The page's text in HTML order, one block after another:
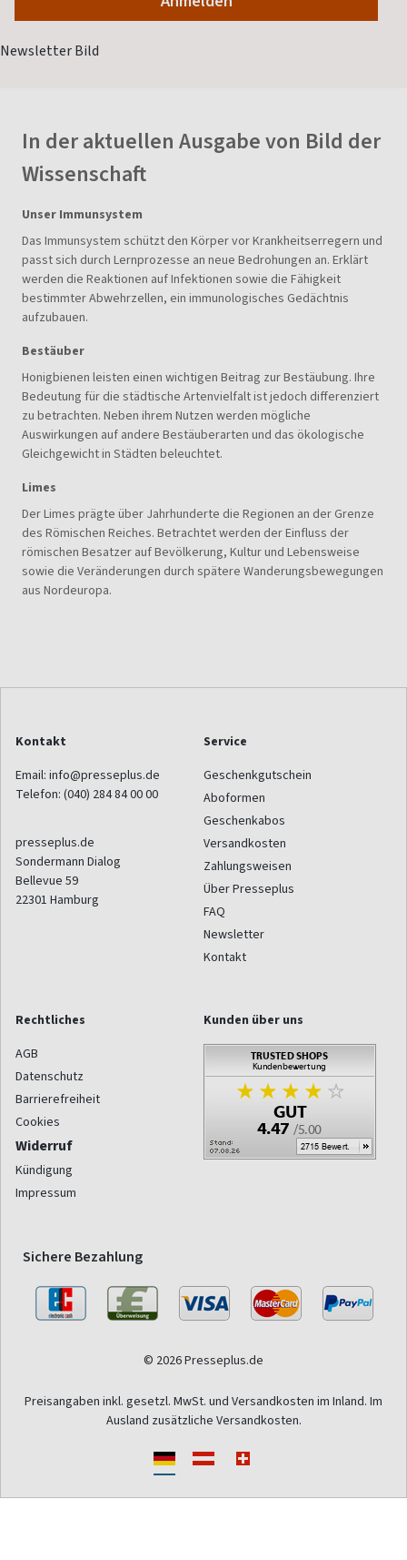
In der aktuellen Ausgabe von Bild der
Wissenschaft
Unser Immunsystem
Das Immunsystem schützt den Körper vor Krankheitserregern und
passt sich durch Lernprozesse an neue Bedrohungen an. Erklärt
werden die Reaktionen auf Infektionen sowie die Fähigkeit
bestimmter Abwehrzellen, ein immunologisches Gedächtnis
aufzubauen.
Bestäuber
Honigbienen leisten einen wichtigen Beitrag zur Bestäubung. Ihre
Bedeutung für die städtische Artenvielfalt ist jedoch differenziert
zu betrachten. Neben ihrem Nutzen werden mögliche
Auswirkungen auf andere Bestäuberarten und das ökologische
Gleichgewicht in Städten beleuchtet.
Limes
Der Limes prägte über Jahrhunderte die Regionen an der Grenze
des Römischen Reiches. Betrachtet werden der Einfluss der
römischen Besatzer auf Bevölkerung, Kultur und Lebensweise
sowie die Veränderungen durch spätere Wanderungsbewegungen
aus Nordeuropa.
Kontakt
Email: info@presseplus.de
Telefon: (040) 284 84 00 00
presseplus.de
Sondermann Dialog
Bellevue 59
22301 Hamburg
Service
Geschenkgutschein
Aboformen
Geschenkabos
Versandkosten
Zahlungsweisen
Über Presseplus
FAQ
Newsletter
Kontakt
Rechtliches
AGB
Datenschutz
Barrierefreiheit
Cookies
Widerruf
Kündigung
Impressum
Kunden über uns
Sichere Bezahlung
© 2026 Presseplus.de
Preisangaben inkl. gesetzl. MwSt. und Versandkosten im Inland. Im
Ausland zusätzliche Versandkosten.